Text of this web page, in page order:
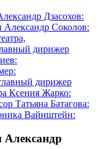
Дзасохов:
Александр Соколов:
дирижер
дирижер
Ксения Жарко:
Татьяна Батагова:
Вайнштейн:
Александр